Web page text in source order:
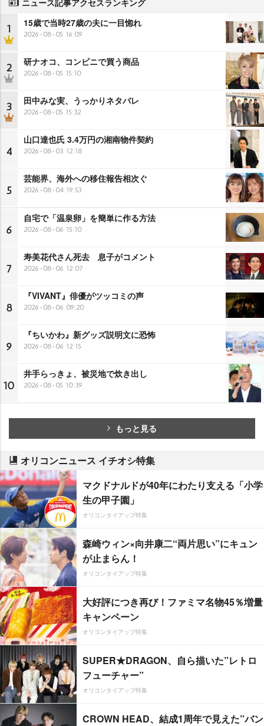
ニュース記事アクセスランキング
1 15歳で当時27歳の夫に一目惚れ
2026-08-05 16:09
2 研ナオコ、コンビニで買う商品
2026-08-05 15:10
3 田中みな実、うっかりネタバレ
2026-08-05 15:32
4
山口達也氏 3.4万円の湘南物件契約
2026-08-03 12:18
5
芸能界、海外への移住報告相次ぐ
2026-08-04 19:53
6
自宅で「温泉卵」を簡単に作る方法
2026-08-06 15:10
7
寿美花代さん死去 息子がコメント
2026-08-06 12:07
8
『VIVANT』俳優がツッコミの声
2026-08-06 09:20
9
『ちいかわ』新グッズ説明文に恐怖
2026-08-06 12:15
10
井手らっきょ、被災地で炊き出し
2026-08-05 10:39
もっと見る
オリコンニュース イチオシ特集
マクドナルドが40年にわたり支える「小学
生の甲子園」
オリコンタイアップ特集
森崎ウィン×向井康二“両片思い”にキュン
が止まらん！
オリコンタイアップ特集
大好評につき再び！ファミマ名物45％増量
キャンペーン
オリコンタイアップ特集
SUPER★DRAGON、自ら描いた”レトロ
フューチャー”
オリコンタイアップ特集
CROWN HEAD、結成1周年で見えた”バン